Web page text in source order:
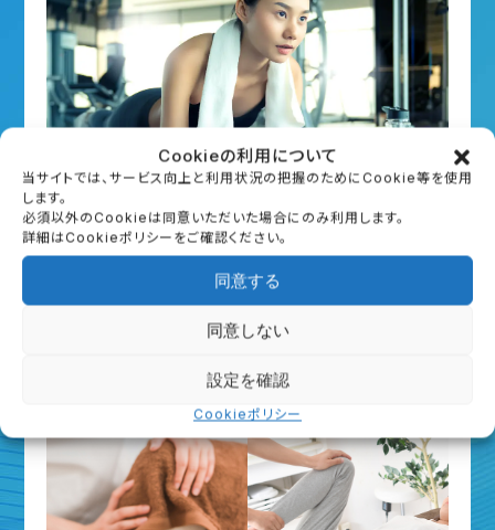
Cookieの利用について
当サイトでは、サービス向上と利用状況の把握のためにCookie等を使用
します。
必須以外のCookieは同意いただいた場合にのみ利用します。
詳細はCookieポリシーをご確認ください。
同意する
同意しない
設定を確認
Cookieポリシー
パーソナルトレーニング
初回無料体験（約40分）
詳細はこちら